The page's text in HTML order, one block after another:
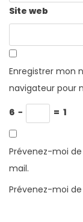
Site web
Enregistrer mon
navigateur pour
6 − = 1
Prévenez-moi
mail.
Prévenez-moi